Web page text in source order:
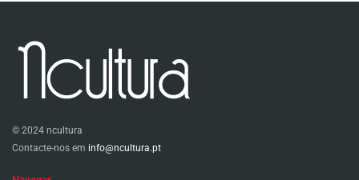
© 2024 ncultura
Contacte-nos em info@ncultura.pt